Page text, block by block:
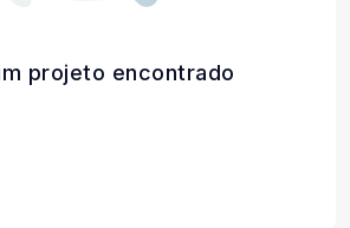
projeto encontrado